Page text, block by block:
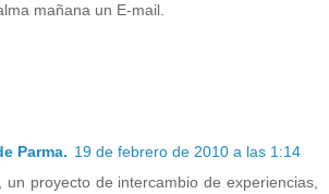
mañana un E-mail.
Parma. 19 de febrero de 2010 a las 1:14
un proyecto de intercambio de experiencias,